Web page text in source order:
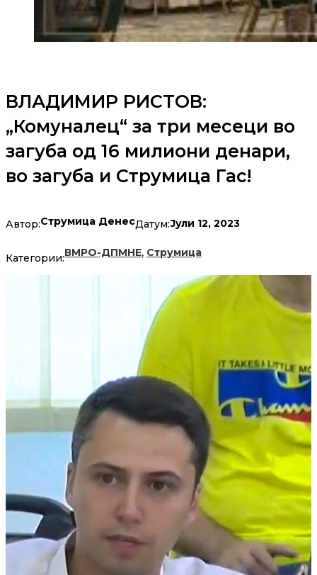
ВЛАДИМИР РИСТОВ:
„Комуналец“ за три месеци во
загуба од 16 милиони денари,
во загуба и Струмица Гас!
Автор:Струмица ДенесДатум:Јули 12, 2023
Категории:ВМРО-ДПМНЕ, Струмица